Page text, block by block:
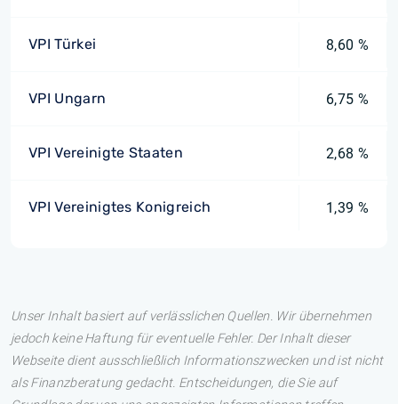
VPI Türkei 8,60 %
VPI Ungarn 6,75 %
VPI Vereinigte Staaten 2,68 %
VPI Vereinigtes Konigreich 1,39 %
Unser Inhalt basiert auf verlässlichen Quellen. Wir übernehmen
jedoch keine Haftung für eventuelle Fehler. Der Inhalt dieser
Webseite dient ausschließlich Informationszwecken und ist nicht
als Finanzberatung gedacht. Entscheidungen, die Sie auf